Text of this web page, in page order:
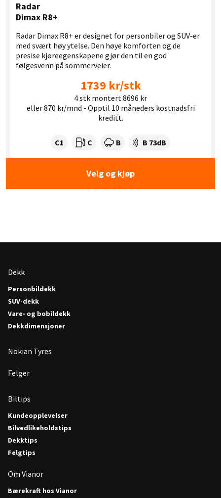
Radar
Dimax R8+
Radar Dimax R8+ er designet for personbiler og SUV-er
med svært høy ytelse. Den høye komforten og de
presise kjøreegenskapene gjør den til en god
følgesvenn på sommerveier.
1739 kr/stk
4 stk montert 8696 kr
eller 870 kr/mnd - Opptil 10 måneders kostnadsfri
kreditt.
Dekklasse:
C1 Drivstofforbruk:
C Våtgrep:
B Dekkstøy (dB):
B 73dB
Velg og kjøp
Dekk
Personbildekk
SUV-dekk
Vare- og bobildekk
Dekkdimensjoner
Nokian Tyres
Felger
Biltips
Kundeopplevelser
Bilvedlikeholdstips
Dekktips
Felgtips
Om Vianor
Bærekraft hos Vianor